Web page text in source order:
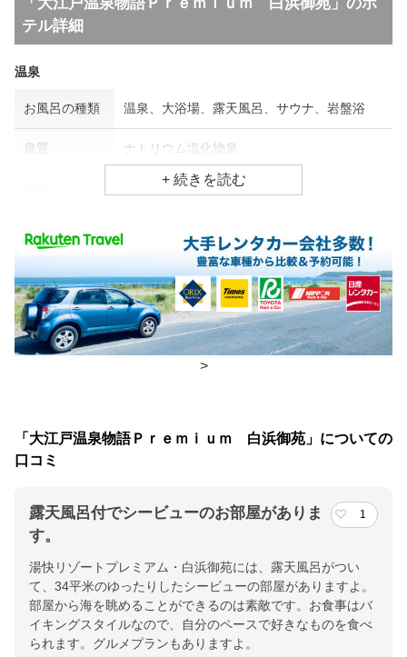
テル詳細
温泉
お風呂の種類 温泉、大浴場、露天風呂、サウナ、岩盤浴
泉質 ナトリウム塩化物泉
外傷、冷え性
食事場所
朝食 レストラン(バイキング)
夕食 レストラン(バイキング)
チェックイン・チェックアウト時間
チェックアウ
ト
11:00
交通アクセス
ＪＲ白浜駅よりお車にて約10分、 阪和自動車道南紀田辺インター
提供：楽天トラベル
楽天トラベルで
ホテル詳細を詳しく見る
>
「大江戸温泉物語Ｐｒｅｍｉｕｍ 白浜御苑」についての
口コミ
露天風呂付でシービューのお部屋がありま
す。
1
湯快リゾートプレミアム・白浜御苑には、露天風呂がつい
て、34平米のゆったりしたシービューの部屋がありますよ。
部屋から海を眺めることができるのは素敵です。お食事はバ
イキングスタイルなので、自分のペースで好きなものを食べ
られます。グルメプランもありますよ。